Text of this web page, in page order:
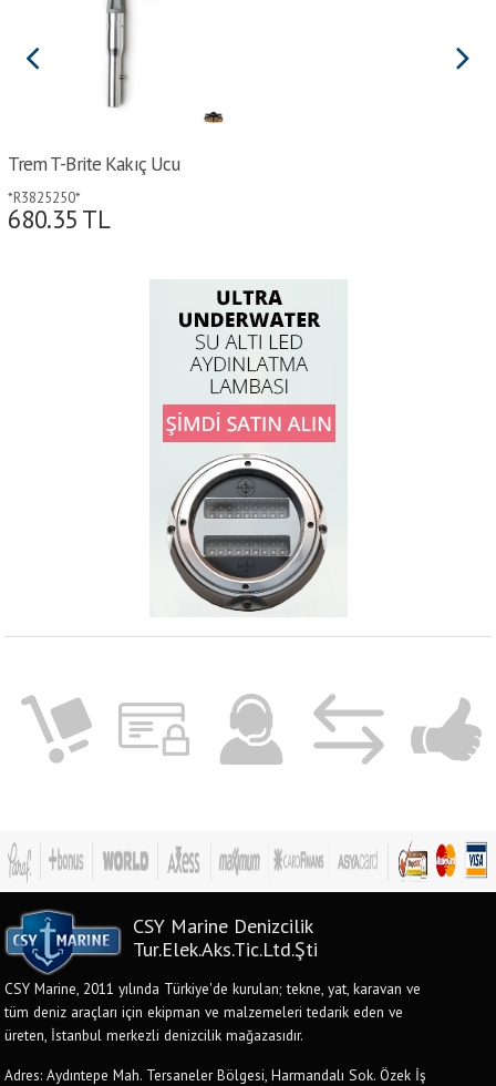
Trem T-Brite Kakıç Ucu
*R3825250*
680.35 TL
CSY Marine Denizcilik
Tur.Elek.Aks.Tic.Ltd.Şti
CSY Marine, 2011 yılında Türkiye'de kurulan; tekne, yat, karavan ve
tüm deniz araçları için ekipman ve malzemeleri tedarik eden ve
üreten, İstanbul merkezli denizcilik mağazasıdır.
Adres: Aydıntepe Mah. Tersaneler Bölgesi, Harmandalı Sok. Özek İş